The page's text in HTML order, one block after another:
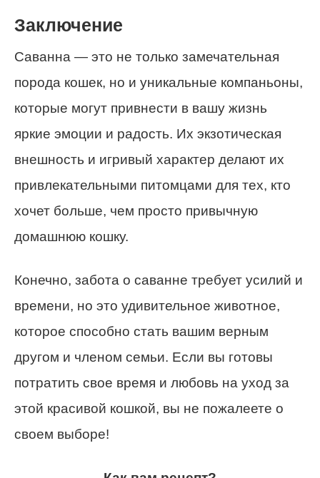
Заключение
Саванна — это не только замечательная
порода кошек, но и уникальные компаньоны,
которые могут привнести в вашу жизнь
яркие эмоции и радость. Их экзотическая
внешность и игривый характер делают их
привлекательными питомцами для тех, кто
хочет больше, чем просто привычную
домашнюю кошку.
Конечно, забота о саванне требует усилий и
времени, но это удивительное животное,
которое способно стать вашим верным
другом и членом семьи. Если вы готовы
потратить свое время и любовь на уход за
этой красивой кошкой, вы не пожалеете о
своем выборе!